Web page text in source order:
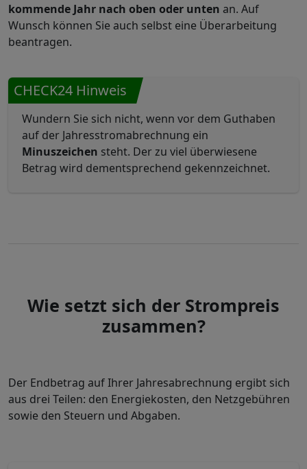
kommende Jahr nach oben oder unten an. Auf
Wunsch können Sie auch selbst eine Überarbeitung
beantragen.
CHECK24 Hinweis
Wundern Sie sich nicht, wenn vor dem Guthaben
auf der Jahresstromabrechnung ein
Minuszeichen steht. Der zu viel überwiesene
Betrag wird dementsprechend gekennzeichnet.
Wie setzt sich der Strompreis
zusammen?
Der Endbetrag auf Ihrer Jahresabrechnung ergibt sich
aus drei Teilen: den Energiekosten, den Netzgebühren
sowie den Steuern und Abgaben.